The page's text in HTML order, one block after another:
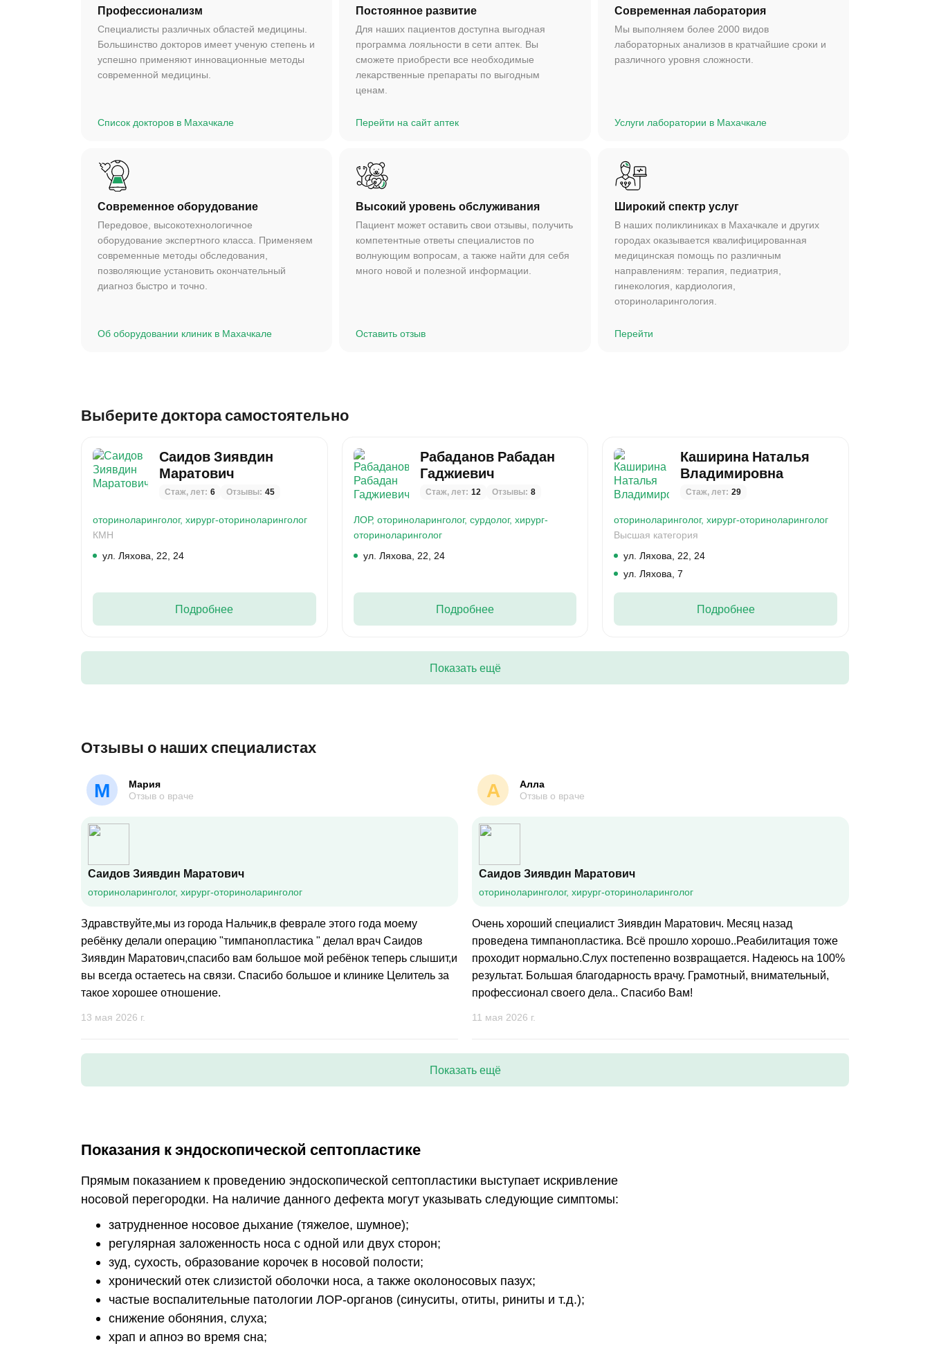
Профессионализм
Специалисты различных областей медицины.
Большинство докторов имеет ученую степень и
успешно применяют инновационные методы
современной медицины.
Список докторов в Махачкале
Постоянное развитие
Для наших пациентов доступна выгодная
программа лояльности в сети аптек. Вы
сможете приобрести все необходимые
лекарственные препараты по выгодным
ценам.
Перейти на сайт аптек
Cовременная лаборатория
Мы выполняем более 2000 видов
лабораторных анализов в кратчайшие сроки и
различного уровня сложности.
Услуги лаборатории в Махачкале
Современное оборудование
Передовое, высокотехнологичное
оборудование экспертного класса. Применяем
современные методы обследования,
позволяющие установить окончательный
диагноз быстро и точно.
Об оборудовании клиник в Махачкале
Высокий уровень обслуживания
Пациент может оставить свои отзывы, получить
компетентные ответы специалистов по
волнующим вопросам, а также найти для себя
много новой и полезной информации.
Оставить отзыв
Широкий спектр услуг
В наших поликлиниках в Махачкале и других
городах оказывается квалифицированная
медицинская помощь по различным
направлениям: терапия, педиатрия,
гинекология, кардиология,
оториноларингология.
Перейти
Выберите доктора самостоятельно
Саидов Зиявдин
Маратович
Стаж, лет: 6 Отзывы: 45
оториноларинголог, хирург-оториноларинголог
КМН
ул. Ляхова, 22, 24
Подробнее
Рабаданов Рабадан
Гаджиевич
Стаж, лет: 12 Отзывы: 8
ЛОР, оториноларинголог, сурдолог, хирург-
оториноларинголог
ул. Ляхова, 22, 24
Подробнее
Каширина Наталья
Владимировна
Стаж, лет: 29
оториноларинголог,хирург-оториноларинголог
Высшая категория
ул. Ляхова, 22, 24
ул. Ляхова, 7
Подробнее
Показать ещё
Отзывы о наших специалистах
М
Мария
Отзыв о враче
Саидов Зиявдин Маратович
оториноларинголог, хирург-оториноларинголог
Здравствуйте,мы из города Нальчик,в феврале этого года моему
ребёнку делали операцию "тимпанопластика " делал врач Саидов
Зиявдин Маратович,спасибо вам большое мой ребёнок теперь слышит,и
вы всегда остаетесь на связи. Спасибо большое и клинике Целитель за
такое хорошее отношение.
13 мая 2026 г.
А
Алла
Отзыв о враче
Саидов Зиявдин Маратович
оториноларинголог, хирург-оториноларинголог
Очень хороший специалист Зиявдин Маратович. Месяц назад
проведена тимпанопластика. Всё прошло хорошо..Реабилитация тоже
проходит нормально.Слух постепенно возвращается. Надеюсь на 100%
результат. Большая благодарность врачу. Грамотный, внимательный,
профессионал своего дела.. Спасибо Вам!
11 мая 2026 г.
Показать ещё
Показания к эндоскопической септопластике
Прямым показанием к проведению эндоскопической септопластики выступает искривление
носовой перегородки. На наличие данного дефекта могут указывать следующие симптомы:
затрудненное носовое дыхание (тяжелое, шумное);
регулярная заложенность носа с одной или двух сторон;
зуд, сухость, образование корочек в носовой полости;
хронический отек слизистой оболочки носа, а также околоносовых пазух;
частые воспалительные патологии ЛОР-органов (синуситы, отиты, риниты и т.д.);
снижение обоняния, слуха;
храп и апноэ во время сна;